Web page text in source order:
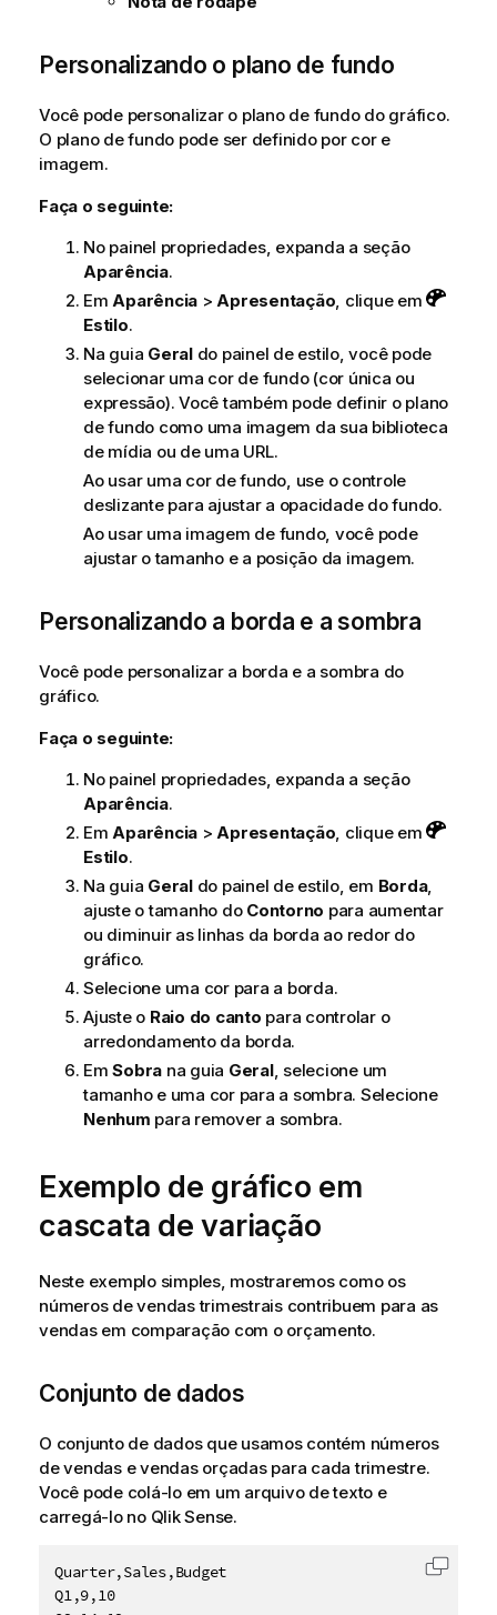
Personalizando o plano de fundo
Você pode personalizar o plano de fundo do gráfico.
O plano de fundo pode ser definido por cor e
imagem.
Faça o seguinte:
No painel propriedades, expanda a seção
Aparência.
Em Aparência > Apresentação , clique em
Estilo.
Na guia Geraldo painel de estilo, você pode
selecionar uma cor de fundo (cor única ou
expressão). Você também pode definir o plano
de fundo como uma imagem da sua biblioteca
de mídia ou de uma URL.
Ao usar uma cor de fundo, use o controle
deslizante para ajustar a opacidade do fundo.
Ao usar uma imagem de fundo, você pode
ajustar o tamanho e a posição da imagem.
Personalizando a borda e a sombra
Você pode personalizar a borda e a sombra do
gráfico.
Faça o seguinte:
No painel propriedades, expanda a seção
Aparência.
Em Aparência > Apresentação , clique em
Estilo.
Na guia Geraldo painel de estilo, em Borda,
ajuste o tamanho do Contorno para aumentar
ou diminuir as linhas da borda ao redor do
gráfico.
Selecione uma cor para a borda.
Ajuste o Raio do canto para controlar o
arredondamento da borda.
EmSobra na guia Geral, selecione um
tamanho e uma cor para a sombra. Selecione
Nenhum para remover a sombra.
Exemplo de gráfico em
cascata de variação
Neste exemplo simples, mostraremos como os
números de vendas trimestrais contribuem para as
vendas em comparação com o orçamento.
Conjunto de dados
O conjunto de dados que usamos contém números
de vendas e vendas orçadas para cada trimestre.
Você pode colá-lo em um arquivo de texto e
carregá-lo no Qlik Sense.
Quarter,Sales,Budget
Q1,9,10
Copiar